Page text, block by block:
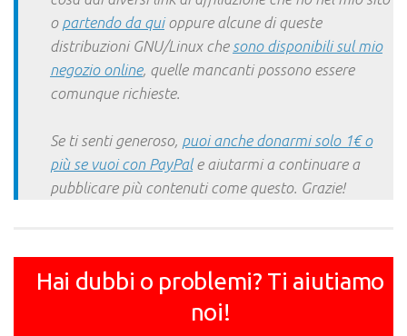
o partendo da quioppure alcune di queste
distribuzioni GNU/Linux che sono disponibili sul mio
negozio online, quelle mancanti possono essere
comunque richieste.
Se ti senti generoso, puoi anche donarmi solo 1€ o
più se vuoi con PayPale aiutarmi a continuare a
pubblicare più contenuti come questo. Grazie!
Hai dubbi o problemi? Ti aiutiamo
noi!